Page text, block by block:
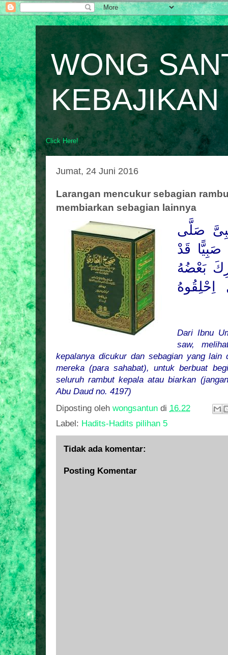
WONG
KEBAJIKAN
Click Here!
Jumat, 24 Juni 2016
Larangan mencukur sebagian
membiarkan sebagian lainnya
صَلَّى
صَبِيًّا قَدْ
بَعْضُهُ
اِحْلِقُوهُ
Dari Ibnu
saw,
kepalanya dicukur dan sebagian yang lain
mereka (para sahabat), untuk berbuat
seluruh rambut kepala atau biarkan
Abu Daud no. 4197)
Diposting oleh wongsantun di 16.22
Label: Hadits-Hadits pilihan 5
Tidak ada komentar:
Posting Komentar